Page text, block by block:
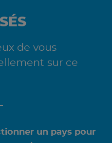
de vous
sur ce
un pays pour